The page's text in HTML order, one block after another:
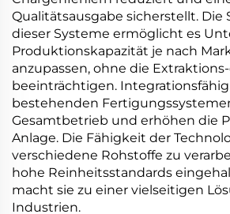
Qualitätsausgabe sicherstellt. Die
dieser Systeme ermöglicht es
Produktionskapazität je nach
anzupassen, ohne die
beeinträchtigen.
bestehenden
Gesamtbetrieb und erhöhen die
Anlage. Die Fähigkeit der
verschiedene Rohstoffe zu
hohe Reinheitsstandards
macht sie zu einer vielseitigen
Industrien.